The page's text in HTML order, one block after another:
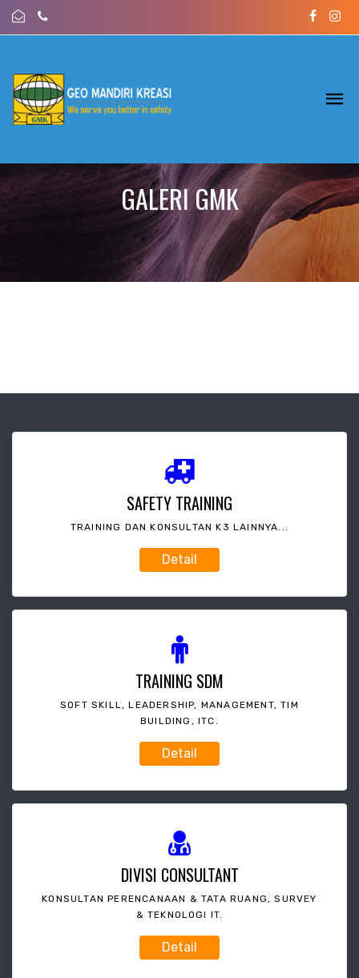
GALERI GMK
SAFETY TRAINING
TRAINING DAN KONSULTAN K3 LAINNYA...
Detail
TRAINING SDM
SOFT SKILL, LEADERSHIP, MANAGEMENT, TIM
BUILDING, ITC.
Detail
DIVISI CONSULTANT
KONSULTAN PERENCANAAN & TATA RUANG, SURVEY
& TEKNOLOGI IT.
Detail